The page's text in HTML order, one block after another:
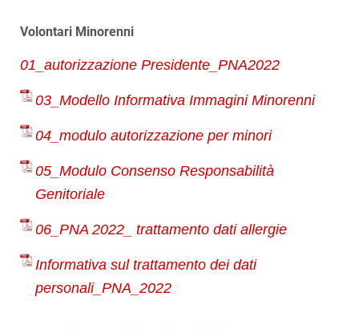
Volontari Minorenni
01_autorizzazione Presidente_PNA2022
03_Modello Informativa Immagini Minorenni
04_modulo autorizzazione per minori
05_Modulo Consenso Responsabilità
Genitoriale
06_PNA 2022_ trattamento dati allergie
Informativa sul trattamento dei dati
personali_PNA_2022